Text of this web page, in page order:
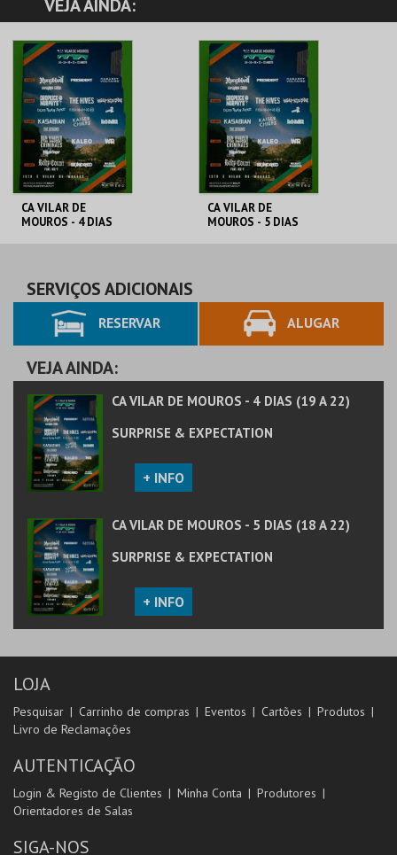
VEJA AINDA:
CA VILAR DE
MOUROS - 4 DIAS
AQUISIÇÃO
MAIS INFO
COMPRAR
CA VILAR DE
MOUROS - 5 DIAS
MAIS INFO
SERVIÇOS ADICIONAIS
RESERVAR ALUGAR
VEJA AINDA:
CA VILAR DE MOUROS - 4 DIAS (19 A 22)
SURPRISE & EXPECTATION
+ INFO
CA VILAR DE MOUROS - 5 DIAS (18 A 22)
SURPRISE & EXPECTATION
+ INFO
LOJA
Pesquisar Carrinho de compras Eventos Cartões
Produtos
Livro de Reclamações
AUTENTICAÇÃO
Login & Registo de Clientes Minha Conta
Produtores
Orientadores de Salas
SIGA-NOS